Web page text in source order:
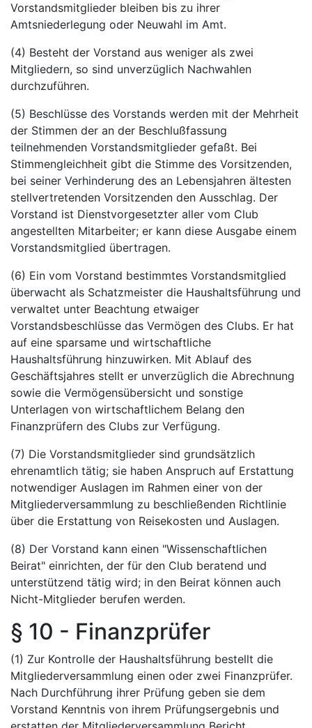
Vorstandsmitglieder bleiben bis zu ihrer
Amtsniederlegung oder Neuwahl im Amt.
(4) Besteht der Vorstand aus weniger als zwei
Mitgliedern, so sind unverzüglich Nachwahlen
durchzuführen.
(5) Beschlüsse des Vorstands werden mit der Mehrheit
der Stimmen der an der Beschlußfassung
teilnehmenden Vorstandsmitglieder gefaßt. Bei
Stimmengleichheit gibt die Stimme des Vorsitzenden,
bei seiner Verhinderung des an Lebensjahren ältesten
stellvertretenden Vorsitzenden den Ausschlag. Der
Vorstand ist Dienstvorgesetzter aller vom Club
angestellten Mitarbeiter; er kann diese Ausgabe einem
Vorstandsmitglied übertragen.
(6) Ein vom Vorstand bestimmtes Vorstandsmitglied
überwacht als Schatzmeister die Haushaltsführung und
verwaltet unter Beachtung etwaiger
Vorstandsbeschlüsse das Vermögen des Clubs. Er hat
auf eine sparsame und wirtschaftliche
Haushaltsführung hinzuwirken. Mit Ablauf des
Geschäftsjahres stellt er unverzüglich die Abrechnung
sowie die Vermögensübersicht und sonstige
Unterlagen von wirtschaftlichem Belang den
Finanzprüfern des Clubs zur Verfügung.
(7) Die Vorstandsmitglieder sind grundsätzlich
ehrenamtlich tätig; sie haben Anspruch auf Erstattung
notwendiger Auslagen im Rahmen einer von der
Mitgliederversammlung zu beschließenden Richtlinie
über die Erstattung von Reisekosten und Auslagen.
(8) Der Vorstand kann einen "Wissenschaftlichen
Beirat" einrichten, der für den Club beratend und
unterstützend tätig wird; in den Beirat können auch
Nicht-Mitglieder berufen werden.
§ 10 - Finanzprüfer
(1) Zur Kontrolle der Haushaltsführung bestellt die
Mitgliederversammlung einen oder zwei Finanzprüfer.
Nach Durchführung ihrer Prüfung geben sie dem
Vorstand Kenntnis von ihrem Prüfungsergebnis und